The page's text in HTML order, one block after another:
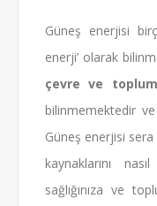
Güneş enerjisi
enerji’ olarak
çevre ve
bilinmemektedir
Güneş enerjisi sera
kaynaklarını
sağlığınıza ve